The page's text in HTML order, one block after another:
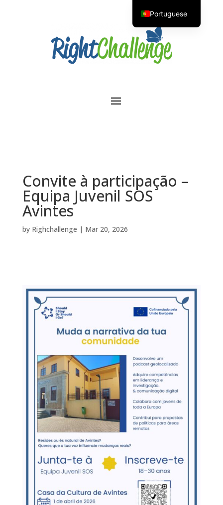
Convite à participação –
Equipa Juvenil SOS
Avintes
by Righchallenge | Mar 20, 2026
Portuguese
English